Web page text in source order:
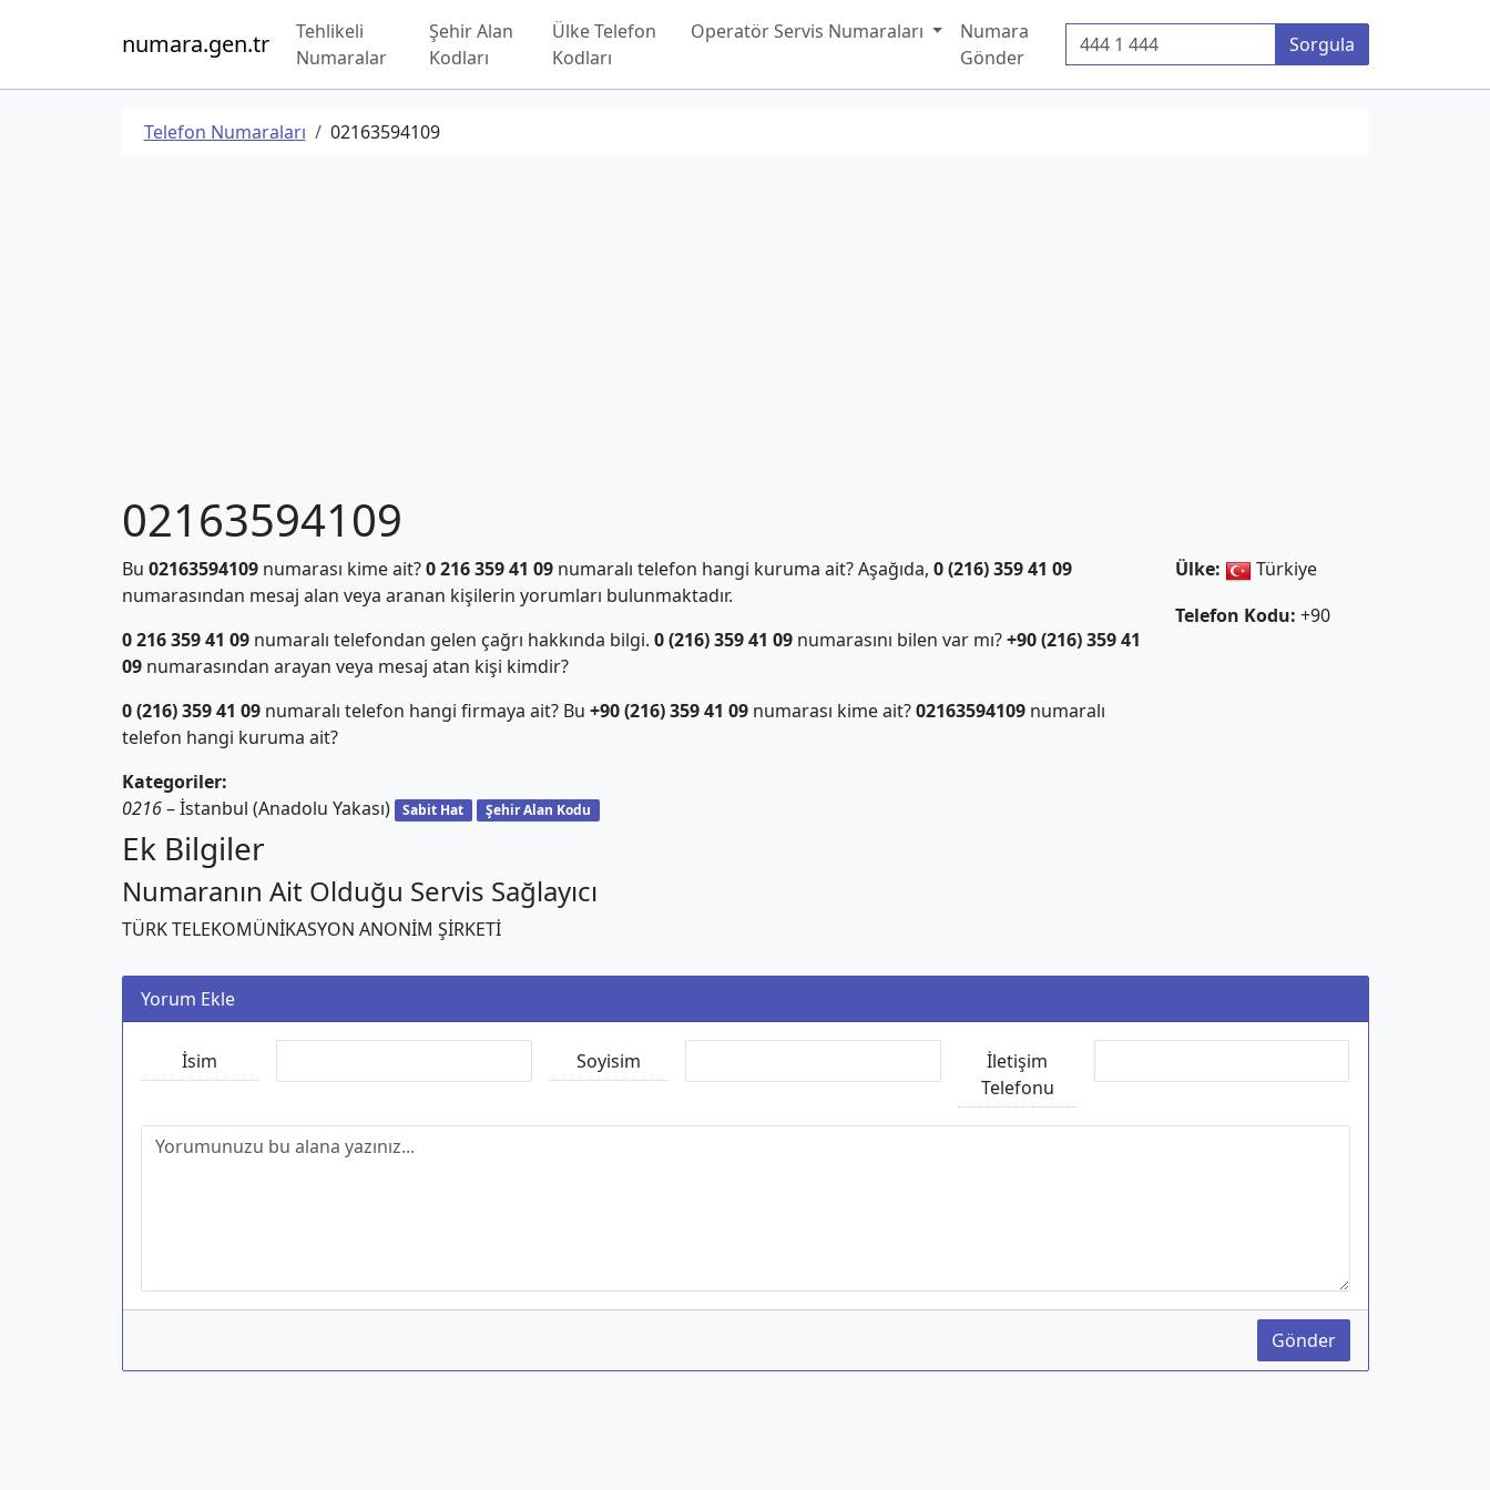
numara.gen.tr
Tehlikeli
Numaralar
Şehir Alan
Kodları
Ülke Telefon
Kodları
Operatör Servis Numaraları
Numara
Gönder
Telefon Numarası Sorgula
Telefon Numaraları 02163594109
02163594109
Bu 02163594109numarası kime ait?0 216 359 41 09numaralı telefon hangi kuruma ait? Aşağıda, 0 (216) 359 41 09
numarasından mesaj alan veya aranan kişilerin yorumları bulunmaktadır.
0 216 359 41 09numaralı telefondan gelen çağrı hakkında bilgi. 0 (216) 359 41 09numarasını bilen var mı?+90 (216) 359 41
09numarasından arayan veya mesaj atan kişi kimdir?
0 (216) 359 41 09numaralı telefon hangi firmaya ait? Bu +90 (216) 359 41 09numarası kime ait?02163594109numaralı
telefon hangi kuruma ait?
Kategoriler:
0216– İstanbul (Anadolu Yakası) Sabit Hat Şehir Alan Kodu
Ülke:
Türkiye
Telefon Kodu: +90
Ek Bilgiler
Numaranın Ait Olduğu Servis Sağlayıcı
TÜRK TELEKOMÜNİKASYON ANONİM ŞİRKETİ
Yorum Ekle
İsim Soyisim
İletişim
Telefonu
Gönder